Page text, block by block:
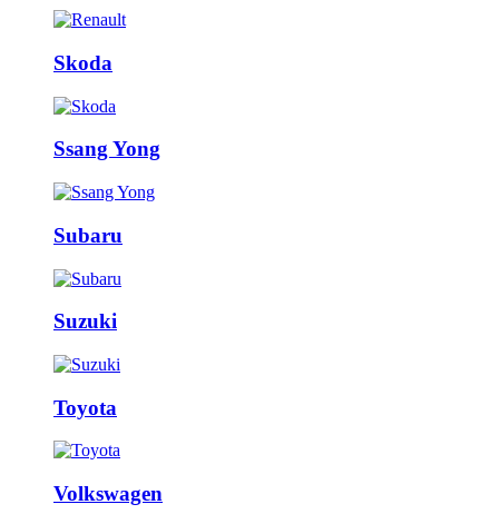
Skoda
Ssang Yong
Subaru
Suzuki
Toyota
Volkswagen